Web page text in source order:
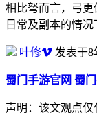
相比弩而言，弓更
日常及副本的情况
叶修 发表于8
蜀门手游官网 蜀
声明：该文观点仅